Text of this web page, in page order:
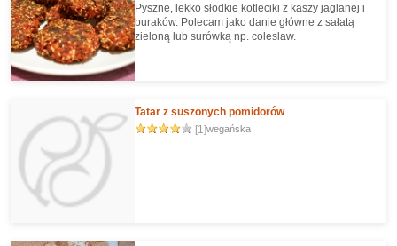
Pyszne, lekko słodkie kotleciki z kaszy jaglanej i
buraków. Polecam jako danie główne z sałatą
zieloną lub surówką np. coleslaw.
Tatar z suszonych pomidorów
[1]wegańska